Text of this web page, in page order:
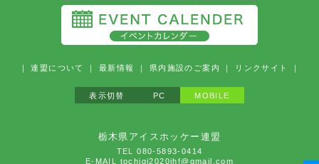
｜連盟について ｜ 最新情報 ｜ 県内施設のご案内 ｜ リンクサイト ｜
表示切替 PC MOBILE
栃木県アイスホッケー連盟
TEL 080-5893-0414
E-MAIL tochigi2020ihf@gmail.com